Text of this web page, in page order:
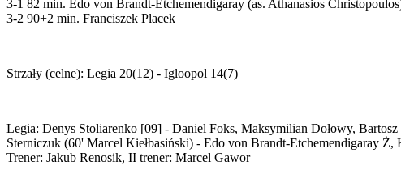
3-1 82 min. Edo von Brandt-Etchemendigaray (as. Athanasios
3-2 90+2 min. Franciszek Placek
Strzały (celne): Legia 20(12) - Igloopol 14(7)
Legia: Denys Stoliarenko [09] - Daniel Foks, Maksymilian Dołowy,
Sterniczuk (60' Marcel Kiełbasiński) - Edo von Brandt-Etchemendigaray
Trener: Jakub Renosik, II trener: Marcel Gawor